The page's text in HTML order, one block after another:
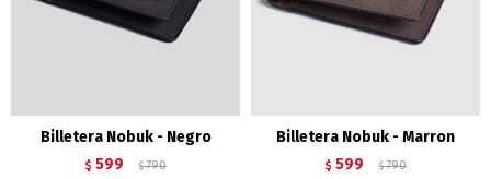
Billetera Nobuk - Negro
$ 599 $ 790
Billetera Nobuk - Marron
$ 599 $ 790